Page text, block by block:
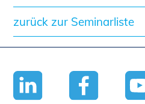
zurück zur Seminarliste